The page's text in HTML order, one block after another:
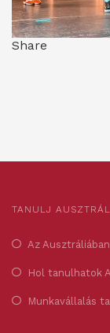
Share
TANULJ
Az
Hol tanulhatok
Munkavállalás